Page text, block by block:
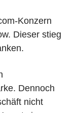
Konzern
Dieser stieg
Dennoch
nicht